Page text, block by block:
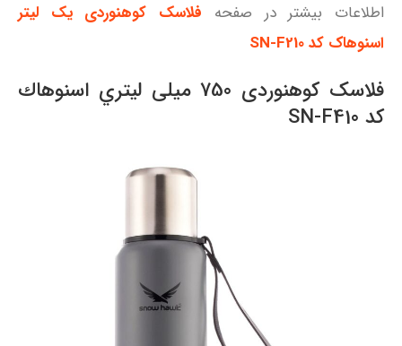
اطلاعات بیشتر در صفحه فلاسک کوهنوردی یک لیتر
اسنوهاک کد SN-F210
فلاسک کوهنوردی 750 میلی لیتري اسنوهاك
کد SN-F410